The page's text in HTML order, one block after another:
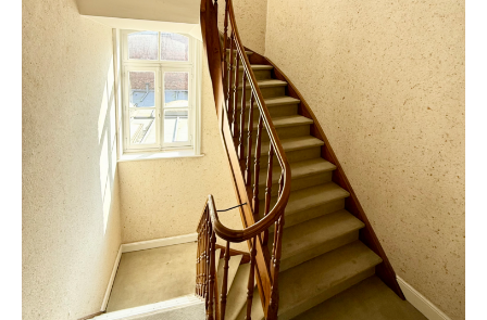
Recrutement
Actualités
Guides
Contact